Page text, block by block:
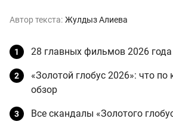
Автор текста: Жулдыз Алиева
28 главных фильмов 2026 года
«Золотой глобус 2026»: что по
обзор
Все скандалы «Золотого